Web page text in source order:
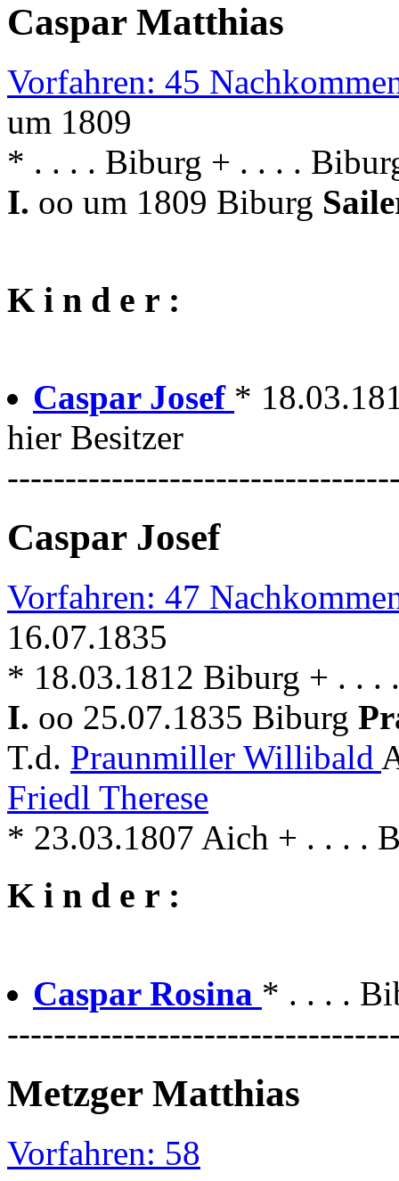
Caspar Matthias
Vorfahren: 45
um 1809
* . . . . Biburg + . . . .
I. oo um 1809 Biburg
K i n d e r :
Caspar Josef *
hier Besitzer
Caspar Josef
Vorfahren: 47
16.07.1835
* 18.03.1812 Biburg + . . .
I. oo 25.07.1835 Biburg
T.d. Praunmiller Willibald
Friedl Therese
* 23.03.1807 Aich + . . . .
K i n d e r :
Caspar Rosina * . . . .
Metzger Matthias
Vorfahren: 58